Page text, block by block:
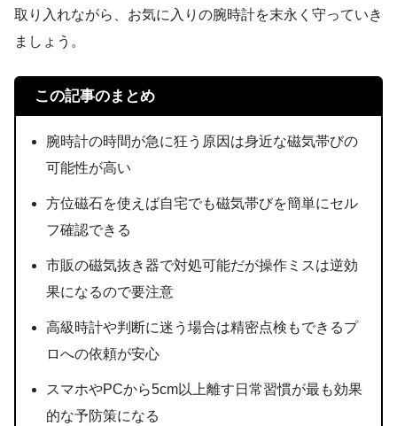
取り入れながら、お気に入りの腕時計を末永く守っていき
ましょう。
この記事のまとめ
腕時計の時間が急に狂う原因は身近な磁気帯びの
可能性が高い
方位磁石を使えば自宅でも磁気帯びを簡単にセル
フ確認できる
市販の磁気抜き器で対処可能だが操作ミスは逆効
果になるので要注意
高級時計や判断に迷う場合は精密点検もできるプ
ロへの依頼が安心
スマホやPCから5cm以上離す日常習慣が最も効果
的な予防策になる